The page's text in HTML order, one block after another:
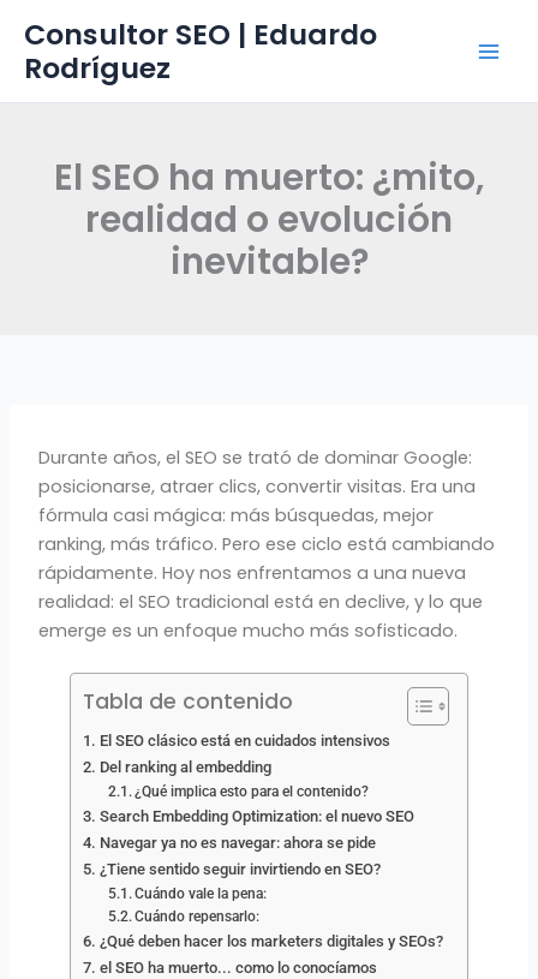
contenido
Consultor SEO | Eduardo
Rodríguez
El SEO ha muerto: ¿mito,
realidad o evolución
inevitable?
Durante años, el SEO se trató de dominar Google:
posicionarse, atraer clics, convertir visitas. Era una
fórmula casi mágica: más búsquedas, mejor
ranking, más tráfico. Pero ese ciclo está cambiando
rápidamente. Hoy nos enfrentamos a una nueva
realidad: el SEO tradicional está en declive, y lo que
emerge es un enfoque mucho más sofisticado.
Tabla de contenido
El SEO clásico está en cuidados intensivos
Del ranking al embedding
¿Qué implica esto para el contenido?
Search Embedding Optimization: el nuevo SEO
Navegar ya no es navegar: ahora se pide
¿Tiene sentido seguir invirtiendo en SEO?
Cuándo vale la pena:
Cuándo repensarlo:
¿Qué deben hacer los marketers digitales y SEOs?
el SEO ha muerto... como lo conocíamos